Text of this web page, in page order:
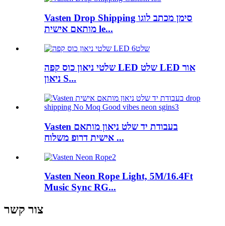
Vasten Drop Shipping סימן מכתב לוגו
מותאם אישית le...
שלטי ניאון כוס קפה LED שלט LED אור
ניאון S...
Vasten בעבודת יד שלט ניאון מותאם
אישית דרופ משלוח ...
Vasten Neon Rope Light, 5M/16.4Ft
Music Sync RG...
צור קשר